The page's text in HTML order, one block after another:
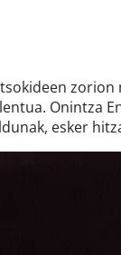
Onintza
esker